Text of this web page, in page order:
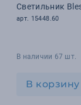
Светильник
арт. 15448.60
В наличии 67 шт.
В корзину